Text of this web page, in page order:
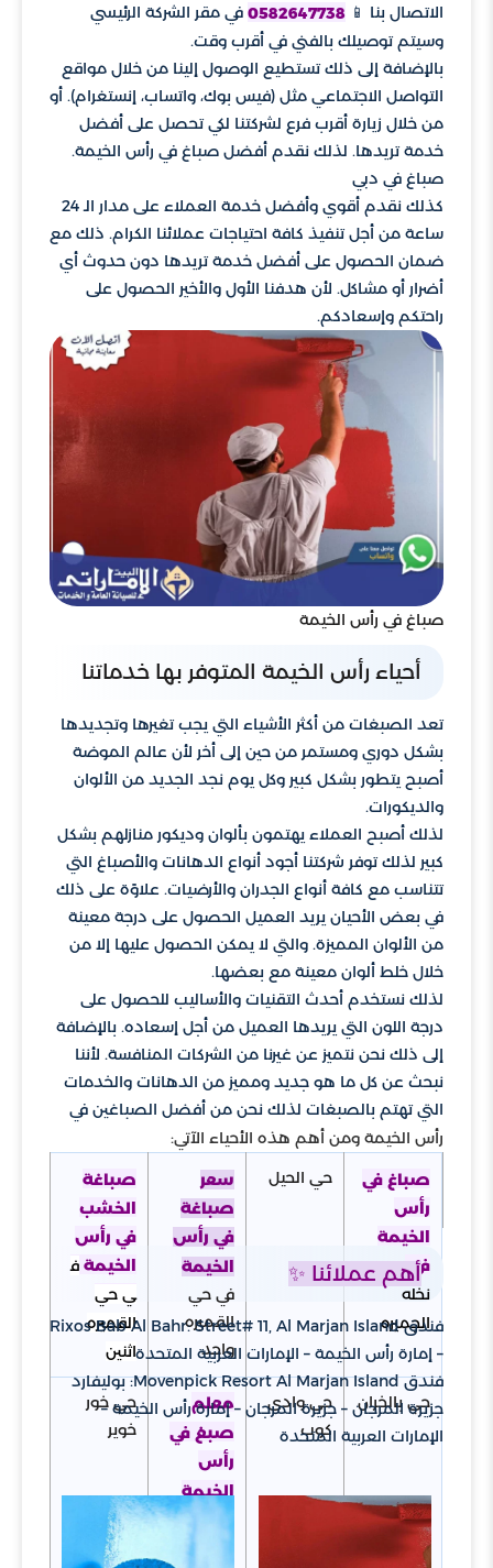
الاتصال بنا 📱 0582647738 في مقر الشركة الرئيسي
وسيتم توصيلك بالفني في أقرب وقت.
بالإضافة إلى ذلك تستطيع الوصول إلينا من خلال مواقع
التواصل الاجتماعي مثل (فيس بوك، واتساب، إنستغرام). أو
من خلال زيارة أقرب فرع لشركتنا لكي تحصل على أفضل
خدمة تريدها. لذلك نقدم أفضل صباغ في رأس الخيمة.
صباغ في دبي
كذلك نقدم أقوي وأفضل خدمة العملاء على مدار الـ 24
ساعة من أجل تنفيذ كافة احتياجات عملائنا الكرام. ذلك مع
ضمان الحصول على أفضل خدمة تريدها دون حدوث أي
أضرار أو مشاكل. لأن هدفنا الأول والأخير الحصول على
راحتكم وإسعادكم.
صباغ في رأس الخيمة
أحياء رأس الخيمة المتوفر بها خدماتنا
تعد الصبغات من أكثر الأشياء التي يجب تغيرها وتجديدها
بشكل دوري ومستمر من حين إلى أخر لأن عالم الموضة
أصبح يتطور بشكل كبير وكل يوم نجد الجديد من الألوان
والديكورات.
لذلك أصبح العملاء يهتمون بألوان وديكور منازلهم بشكل
كبير لذلك توفر شركتنا أجود أنواع الدهانات والأصباغ التي
تتناسب مع كافة أنواع الجدران والأرضيات. علاوًة على ذلك
في بعض الأحيان يريد العميل الحصول على درجة معينة
من الألوان المميزة. والتي لا يمكن الحصول عليها إلا من
خلال خلط ألوان معينة مع بعضها.
لذلك نستخدم أحدث التقنيات والأساليب للحصول على
درجة اللون التي يريدها العميل من أجل إسعاده. بالإضافة
إلى ذلك نحن نتميز عن غيرنا من الشركات المنافسة. لأننا
نبحث عن كل ما هو جديد ومميز من الدهانات والخدمات
التي تهتم بالصبغات لذلك نحن من أفضل الصباغين في
رأس الخيمة ومن أهم هذه الأحياء الآتي:
صباغ في
رأس
الخيمة
فيحي
نخله
الجميره
حي الحيل
سعر
صباغة
في رأس
الخيمة
في حي
القميره
واحد
صباغة
الخشب
في رأس
الخيمةف
ي حي
القميره
اثنين
حي بالخران
حي وادي
كوب
معلم
صبغ في
رأس
الخيمة
في حي
حي خور
خوير
أهم عملائنا ✨
فندق ‪Rixos Bab Al Bahr‬: Street# 11, Al Marjan Island
– إمارة رأس الخيمة – الإمارات العربية المتحدة
فندق ‪Movenpick Resort Al Marjan Island‬: بوليفارد
جزيرة المرجان – جزيرة المرجان – إمارة رأس الخيمة –
الإمارات العربية المتحدة